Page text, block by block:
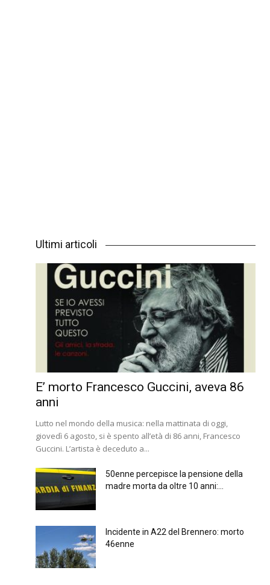
Ultimi articoli
E’ morto Francesco Guccini, aveva 86
anni
Lutto nel mondo della musica: nella mattinata di oggi,
giovedì 6 agosto, si è spento all’età di 86 anni, Francesco
Guccini. L’artista è deceduto a...
50enne percepisce la pensione della
madre morta da oltre 10 anni:...
Incidente in A22 del Brennero: morto
46enne